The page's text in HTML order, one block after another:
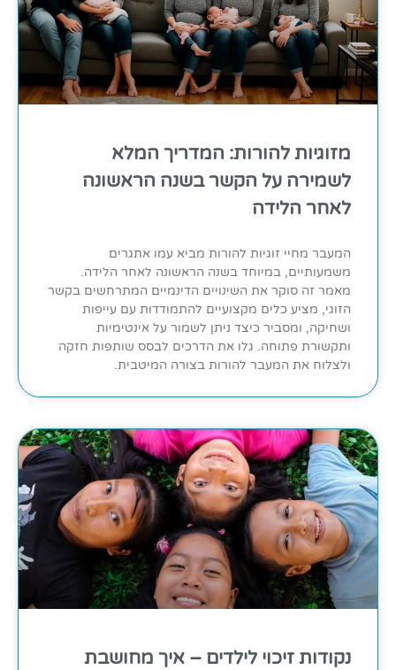
מזוגיות להורות: המדריך המלא
לשמירה על הקשר בשנה הראשונה
לאחר הלידה
המעבר מחיי זוגיות להורות מביא עמו אתגרים
משמעותיים, במיוחד בשנה הראשונה לאחר הלידה.
מאמר זה סוקר את השינויים הדינמיים המתרחשים בקשר
הזוגי, מציע כלים מקצועיים להתמודדות עם עייפות
ושחיקה, ומסביר כיצד ניתן לשמור על אינטימיות
ותקשורת פתוחה. גלו את הדרכים לבסס שותפות חזקה
ולצלוח את המעבר להורות בצורה המיטבית.
נקודות זיכוי לילדים – איך מחושבת